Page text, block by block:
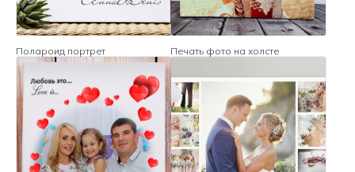
Полароид портрет Печать фото на холсте